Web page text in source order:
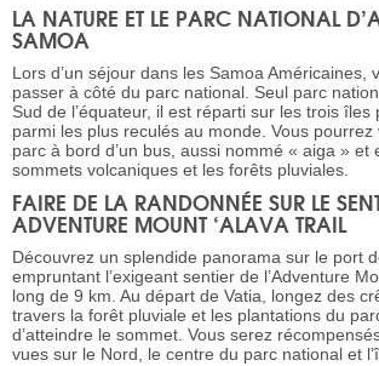
LA NATURE ET LE PARC NATIONAL
SAMOA
Lors d’un séjour dans les Samoa Américaines,
passer à côté du parc national. Seul parc
Sud de l’équateur, il est réparti sur les trois îles
parmi les plus reculés au monde. Vous pourrez
parc à bord d’un bus, aussi nommé « aiga » et
sommets volcaniques et les forêts pluviales.
FAIRE DE LA RANDONNÉE SUR LE
ADVENTURE MOUNT ‘ALAVA TRAIL
Découvrez un splendide panorama sur le port
empruntant l’exigeant sentier de l’Adventure
long de 9 km. Au départ de Vatia, longez des
travers la forêt pluviale et les plantations du
d’atteindre le sommet. Vous serez
vues sur le Nord, le centre du parc national et